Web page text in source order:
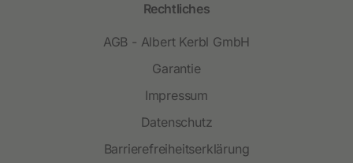
Rechtliches
AGB - Albert Kerbl GmbH
Garantie
Impressum
Datenschutz
Barrierefreiheitserklärung